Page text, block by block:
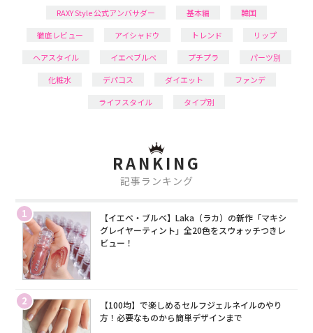
RAXY Style 公式アンバサダー
基本編
韓国
徹底レビュー
アイシャドウ トレンド
リップ
ヘアスタイル
イエベブルベ プチプラ
パーツ別
化粧水
デパコス ダイエット
ファンデ
ライフスタイル
タイプ別
RANKING
記事ランキング
1
【イエベ・ブルベ】Laka（ラカ）の新作「マキシ
グレイヤーティント」全20色をスウォッチつきレ
ビュー！
2
【100均】で楽しめるセルフジェルネイルのやり
方！必要なものから簡単デザインまで